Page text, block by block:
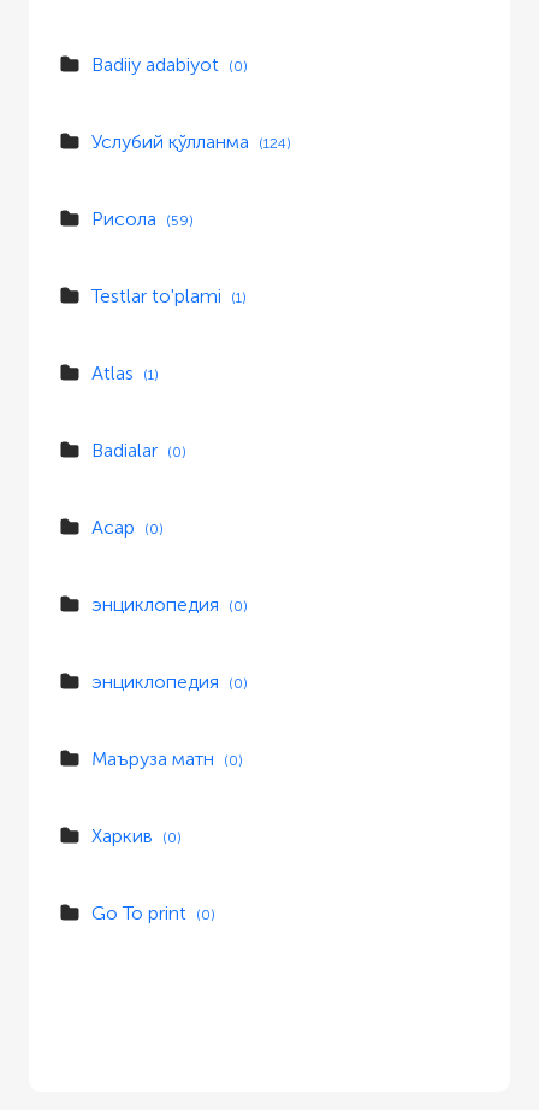
Badiiy adabiyot (0)
Услубий қўлланма (124)
Рисола (59)
Testlar to'plami (1)
Atlas (1)
Badialar (0)
Асар (0)
энциклопедия (0)
энциклопедия (0)
Маъруза матн (0)
Харкив (0)
Go To print (0)